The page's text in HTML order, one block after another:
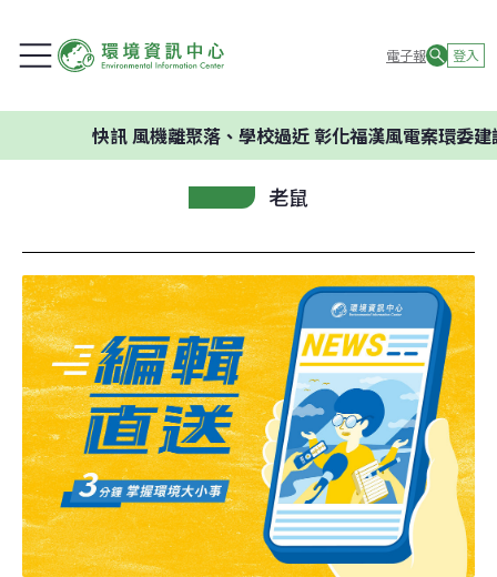
電子報 登入
風機離聚落、學校過近 彰化福漢風電案環委建議不應開
老鼠